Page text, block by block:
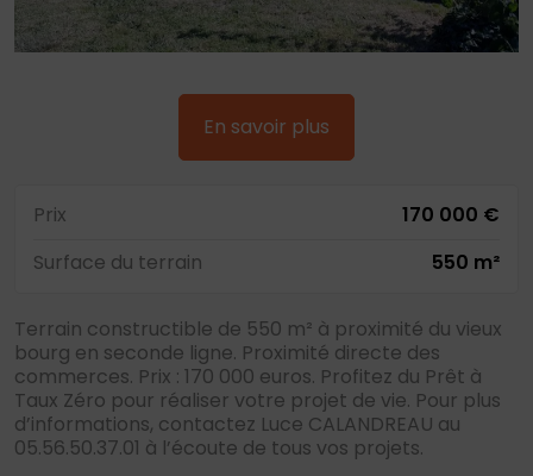
En savoir plus
Prix
170 000 €
Surface du terrain
550 m²
Terrain constructible de 550 m² à proximité du vieux
bourg en seconde ligne. Proximité directe des
commerces. Prix : 170 000 euros. Profitez du Prêt à
Taux Zéro pour réaliser votre projet de vie. Pour plus
d’informations, contactez Luce CALANDREAU au
05.56.50.37.01 à l’écoute de tous vos projets.